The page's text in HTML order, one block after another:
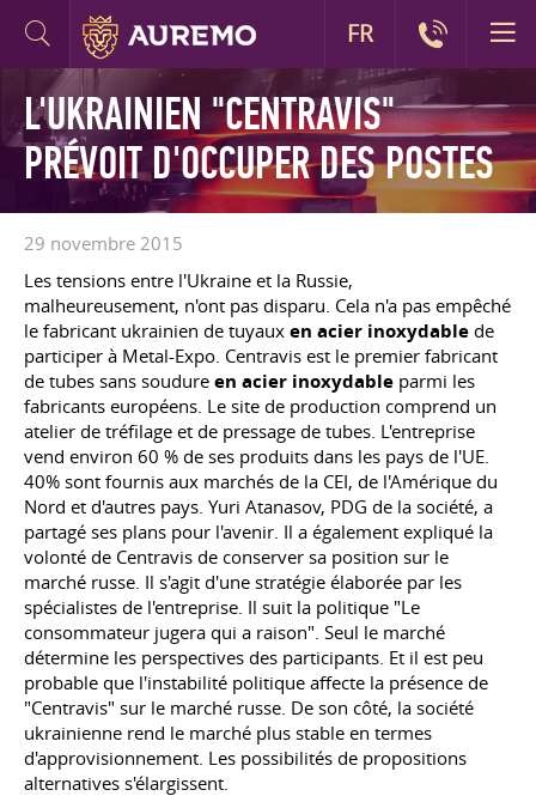
L'UKRAINIEN "CENTRAVIS"
PRÉVOIT D'OCCUPER DES POSTES
29 novembre 2015
Les tensions entre l'Ukraine et la Russie,
malheureusement, n'ont pas disparu. Cela n'a pas empêché
le fabricant ukrainien de tuyaux en acier inoxydable de
participer à Metal-Expo. Centravis est le premier fabricant
de tubes sans soudure en acier inoxydable parmi les
fabricants européens. Le site de production comprend un
atelier de tréfilage et de pressage de tubes. L'entreprise
vend environ 60 % de ses produits dans les pays de l'UE.
40% sont fournis aux marchés de la CEI, de l'Amérique du
Nord et d'autres pays. Yuri Atanasov, PDG de la société, a
partagé ses plans pour l'avenir. Il a également expliqué la
volonté de Centravis de conserver sa position sur le
marché russe. Il s'agit d'une stratégie élaborée par les
spécialistes de l'entreprise. Il suit la politique "Le
consommateur jugera qui a raison". Seul le marché
détermine les perspectives des participants. Et il est peu
probable que l'instabilité politique affecte la présence de
"Centravis" sur le marché russe. De son côté, la société
ukrainienne rend le marché plus stable en termes
d'approvisionnement. Les possibilités de propositions
alternatives s'élargissent.
FR